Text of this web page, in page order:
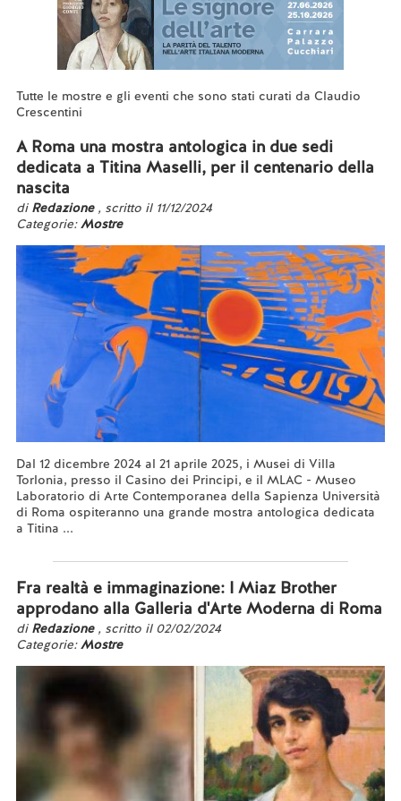
Tutte le mostre e gli eventi che sono stati curati da Claudio
Crescentini
A Roma una mostra antologica in due sedi
dedicata a Titina Maselli, per il centenario della
nascita
di Redazione , scritto il 11/12/2024
Categorie:Mostre
Dal 12 dicembre 2024 al 21 aprile 2025, i Musei di Villa
Torlonia, presso il Casino dei Principi, e il MLAC - Museo
Laboratorio di Arte Contemporanea della Sapienza Università
di Roma ospiteranno una grande mostra antologica dedicata
a Titina ...
Fra realtà e immaginazione: I Miaz Brother
approdano alla Galleria d'Arte Moderna di Roma
di Redazione , scritto il 02/02/2024
Categorie:Mostre